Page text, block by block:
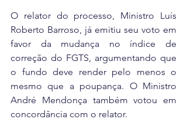
O relator do processo, Ministro Luís
Roberto Barroso, já emitiu seu voto em
favor da mudança no índice de
correção do FGTS, argumentando que
o fundo deve render pelo menos o
mesmo que a poupança. O Ministro
André Mendonça também votou em
concordância com o relator.